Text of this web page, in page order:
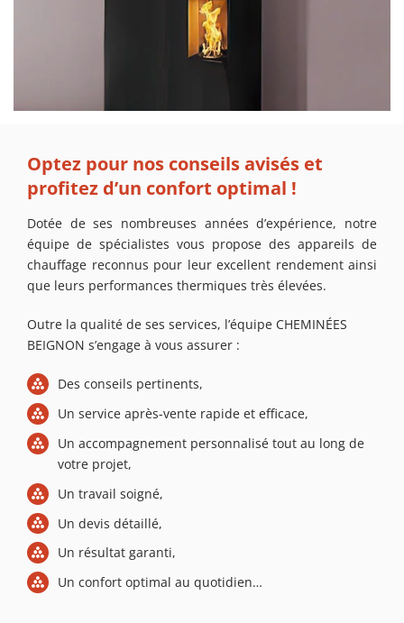
Optez pour nos conseils avisés et
profitez d’un confort optimal !
Dotée de ses nombreuses années d’expérience, notre
équipe de spécialistes vous propose des appareils de
chauffage reconnus pour leur excellent rendement ainsi
que leurs performances thermiques très élevées.
Outre la qualité de ses services, l’équipe CHEMINÉES
BEIGNON s’engage à vous assurer :
Des conseils pertinents,
Un service après-vente rapide et efficace,
Un accompagnement personnalisé tout au long de
votre projet,
Un travail soigné,
Un devis détaillé,
Un résultat garanti,
Un confort optimal au quotidien…